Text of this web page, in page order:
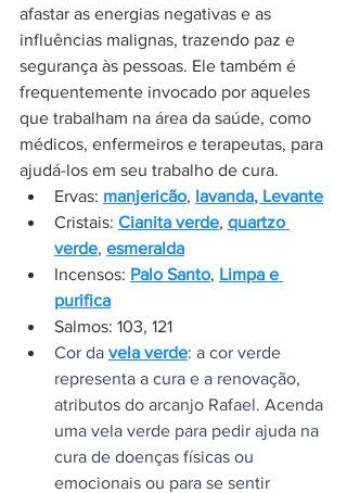
afastar as energias negativas e as
influências malignas, trazendo paz e
segurança às pessoas. Ele também é
frequentemente invocado por aqueles
que trabalham na área da saúde, como
médicos, enfermeiros e terapeutas, para
ajudá-los em seu trabalho de cura.
Ervas: manjericão, lavanda, Levante
Cristais: Cianita verde, quartzo
verde, esmeralda
Incensos: Palo Santo, Limpa e
purifica
Salmos: 103, 121
Cor da vela verde: a cor verde
representa a cura e a renovação,
atributos do arcanjo Rafael. Acenda
uma vela verde para pedir ajuda na
cura de doenças físicas ou
emocionais ou para se sentir